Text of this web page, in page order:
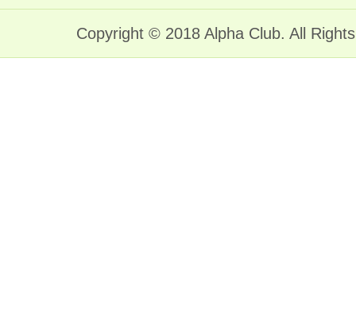
Copyright © 2018 Alpha Club. All